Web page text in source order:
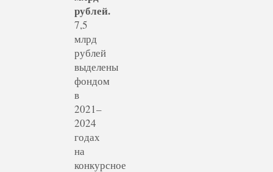
рублей.
7,5
млрд
рублей
выделены
фондом
в
2021–
2024
годах
на
конкурсное